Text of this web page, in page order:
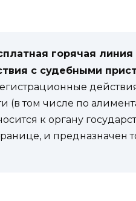
горячая
с судебными
(в том числе по
к органу
и предназначен